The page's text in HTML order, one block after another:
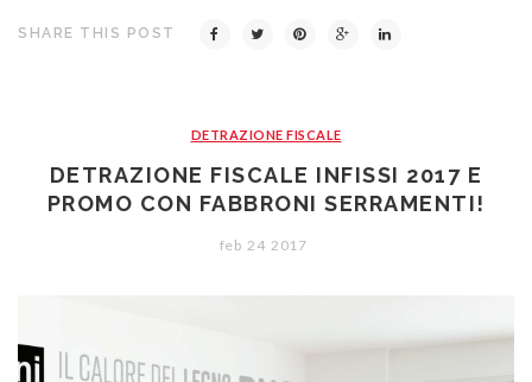
SHARE THIS POST
DETRAZIONE FISCALE
DETRAZIONE FISCALE INFISSI 2017 E
PROMO CON FABBRONI SERRAMENTI!
feb 24 2017